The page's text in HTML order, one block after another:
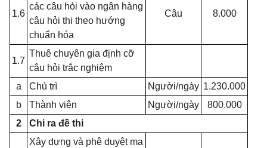
1.6
các câu hỏi vào ngân hàng
câu hỏi thi theo hướng
chuẩn hóa
Câu 8.000
1.7
Thuê chuyên gia định cỡ
câu hỏi trắc nghiệm
a
Chủ trì Người/ngày 1.230.000
b
Thành viên Người/ngày
800.000
2
Chi ra đề thi
Xây dựng và phê duyệt ma